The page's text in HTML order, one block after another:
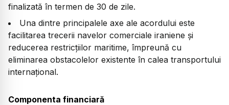
finalizată în termen de 30 de zile.
Una dintre principalele axe ale acordului este
facilitarea trecerii navelor comerciale iraniene și
reducerea restricțiilor maritime, împreună cu
eliminarea obstacolelor existente în calea transportului
internațional.
Componenta financiară